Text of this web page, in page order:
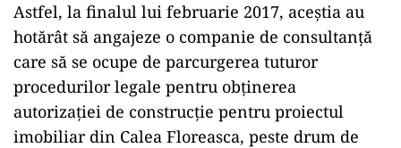
Astfel, la finalul lui februarie 2017, aceștia au
hotărât să angajeze o companie de consultanță
care să se ocupe de parcurgerea tuturor
procedurilor legale pentru obținerea
autorizației de construcție pentru proiectul
imobiliar din Calea Floreasca, peste drum de